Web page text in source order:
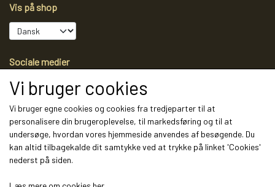
Vis på shop
Sociale medier
Modtag vores nyhedsbrev via e-mail
Tilmeld
Vi bruger cookies
Vi bruger egne cookies og cookies fra tredjeparter til at
personalisere din brugeroplevelse, til markedsføring og til at
undersøge, hvordan vores hjemmeside anvendes af besøgende. Du
kan altid tilbagekalde dit samtykke ved at trykke på linket 'Cookies'
nederst på siden.